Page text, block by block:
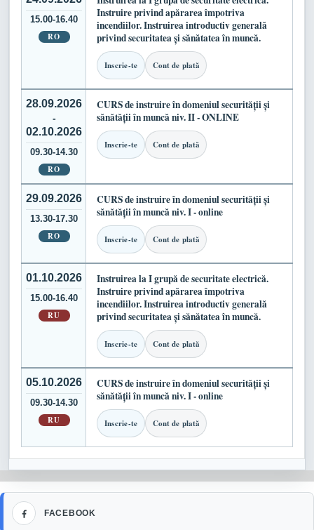
15.00-16.40
RO
Instruire privind apărarea împotriva
incendiilor. Instruirea introductiv generală
privind securitatea și sănătatea în muncă.
Inscrie-te Cont de plată
28.09.2026
-
02.10.2026
09.30-14.30
RO
CURS de instruire în domeniul securității și
sănătății în muncă niv. II - ONLINE
Inscrie-te Cont de plată
29.09.2026
13.30-17.30
RO
CURS de instruire în domeniul securității și
sănătății în muncă niv. I - online
Inscrie-te Cont de plată
01.10.2026
15.00-16.40
RU
Instruirea la I grupă de securitate electrică.
Instruire privind apărarea împotriva
incendiilor. Instruirea introductiv generală
privind securitatea și sănătatea în muncă.
Inscrie-te Cont de plată
05.10.2026
09.30-14.30
RU
CURS de instruire în domeniul securității și
sănătății în muncă niv. I - online
Inscrie-te Cont de plată
FACEBOOK
Facebook